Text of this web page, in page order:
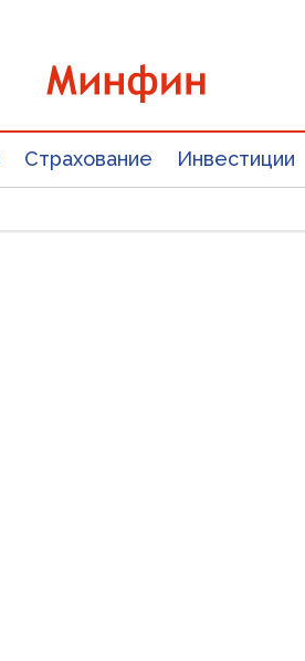
Страхование Инвестиции